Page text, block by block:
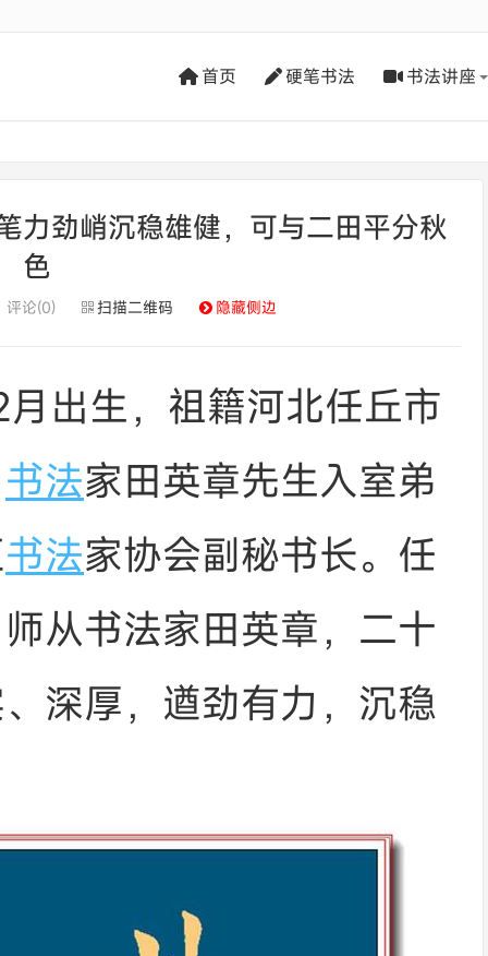
首页 硬笔书法 书法讲座
力劲峭沉稳雄健，可与二田平分秋
色
评论(0) 扫描二维码 隐藏侧边
出生，祖籍河北任丘市
书法家田英章先生入室弟
书法家协会副秘书长。任
从书法家田英章，二十
深厚，遒劲有力，沉稳